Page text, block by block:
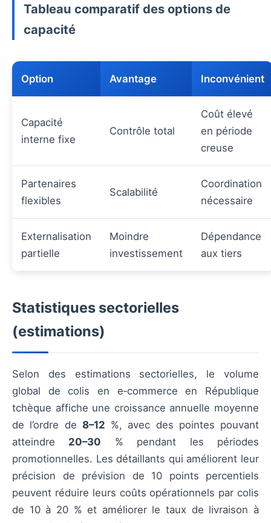
Tableau comparatif des options de
capacité
Option Avantage Inconvénient
Capacité
interne fixe
Contrôle total
Coût élevé
en période
creuse
Partenaires
flexibles
Scalabilité
Coordination
nécessaire
Externalisation
partielle
Moindre
investissement
Dépendance
aux tiers
Statistiques sectorielles
(estimations)
Selon des estimations sectorielles, le volume
global de colis en e‑commerce en République
tchèque affiche une croissance annuelle moyenne
de l’ordre de 8–12 %, avec des pointes pouvant
atteindre 20–30 % pendant les périodes
promotionnelles. Les détaillants qui améliorent leur
précision de prévision de 10 points percentiels
peuvent réduire leurs coûts opérationnels par colis
de 10 à 20 % et améliorer le taux de livraison à